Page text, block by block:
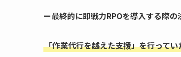
ー最終的に即戦力RPOを導入する際
「作業代行を越えた支援」を行って